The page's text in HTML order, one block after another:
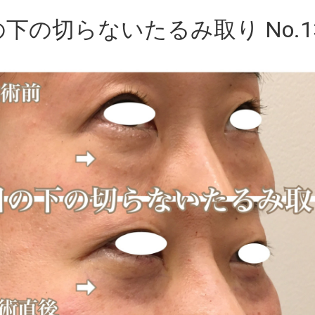
下の切らないたるみ取り